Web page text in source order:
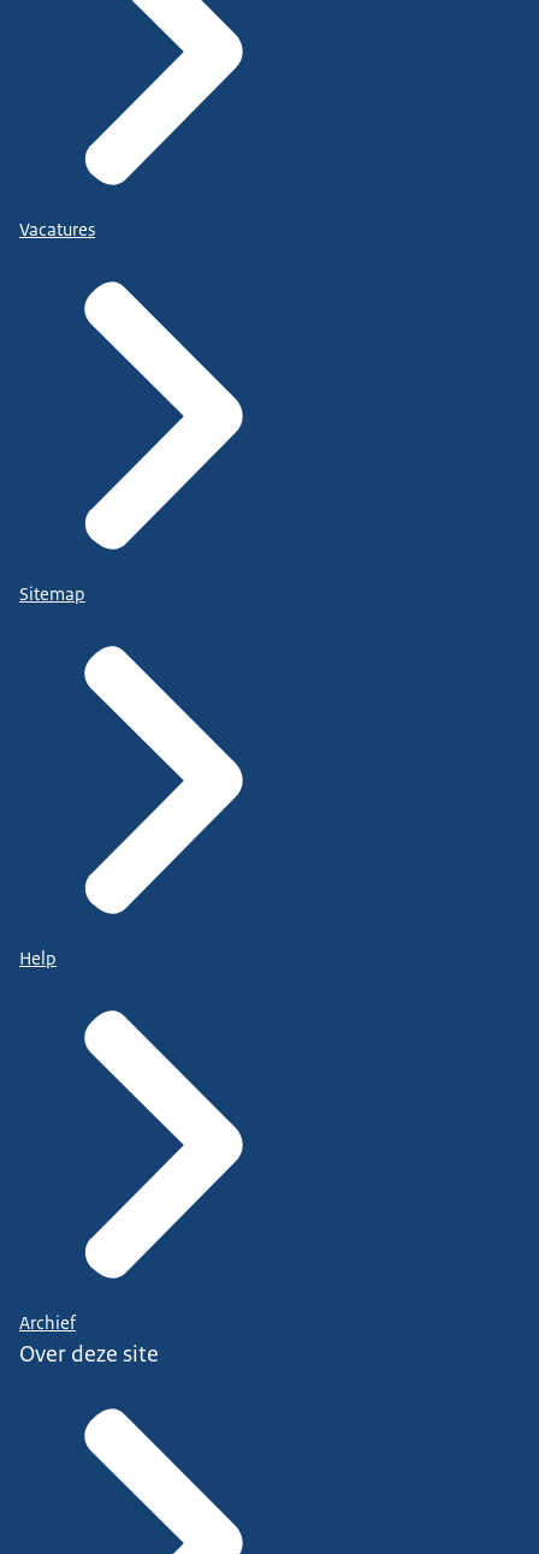
Vacatures
Sitemap
Help
Archief
Over deze site